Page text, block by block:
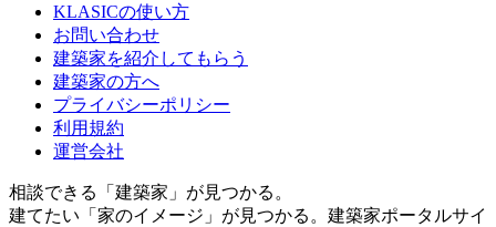
KLASICの使い方
お問い合わせ
建築家を紹介してもらう
建築家の方へ
プライバシーポリシー
利用規約
運営会社
相談できる「建築家」が見つかる。
建てたい「家のイメージ」が見つかる。 建築家ポータルサイ